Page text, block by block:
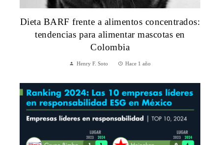
Dieta BARF frente a alimentos concentrados:
tendencias para alimentar mascotas en
Colombia
Henry F. Soto Hace 1 año